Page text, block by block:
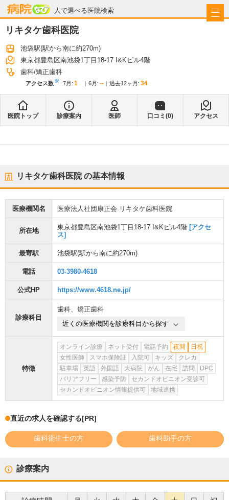
人で選べる医院検索
病院なび
リキタケ歯科医院
池袋駅(駅から南に約270m)
東京都豊島区南池袋1丁目18-17 I&Kビル4階
歯科 矯正歯科
アクセス数※ 7月 : 1 6月 : -- 過去12ヶ月: 34
医院トップ 診療案内 医師 口コミ(0) アクセス
リキタケ歯科医院の基本情報
医療機関名 医療法人社団康正会 リキタケ歯科医院
所在地 東京都豊島区南池袋1丁目18-17 I&Kビル4階 [アクセ
ス]
最寄駅 池袋駅(駅から南に約270m)
電話 03-3980-4618
公式HP https://www.4618.ne.jp/
診療科目
歯科、 矯正歯科
近くの医療機関を診療科目から探す
特徴
オンライン診療 ネット受付 電話予約 夜間
日祝
女性医師
スマホ保険証 入院可 キッズ
クレカ
駐車場
英語 外国語 大病院 がん 在宅 訪問
DPC
バリアフリー
感染予防
セカンドオピニオン受診可
セカンドオピニオン情報提供可
地域連携
直近の求人を確認する[PR]
歯科衛生士の方 歯科助手の方
診療案内